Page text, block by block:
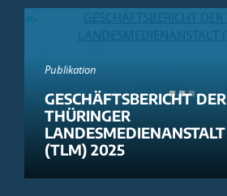
Publikation
GESCHÄFTSBERICHT DER
THÜRINGER
LANDESMEDIENANSTALT
(TLM) 2025